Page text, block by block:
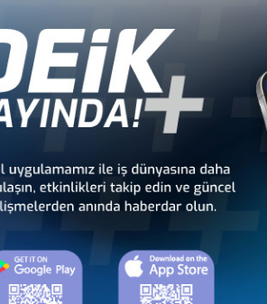
YEMEĞİ, 7 MART 2022, İSTANBUL
İş Konseyi
IN ALBANIA
İş Konseyi
VE YATIRIM FIRSATLARI WEBİNARI, 1
TOPLANTISI-II, 10 ARALIK 2020,